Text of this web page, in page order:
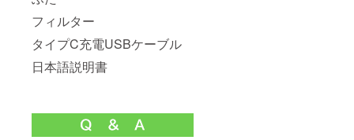
フィルター
タイプC充電USBケーブル
日本語説明書